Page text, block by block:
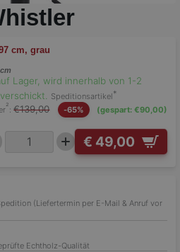
cm, grau
Lager, wird innerhalb von 1-2
verschickt. Speditionsartikel*
²:€139,00 -65% (gespart: €90,00)
€ 49,00
(Liefertermin per E-Mail & Anruf vor
Echtholz-Qualität